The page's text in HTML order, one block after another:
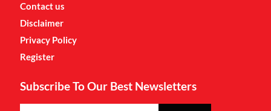
Contact us
Disclaimer
Privacy Policy
Register
Subscribe To Our Best Newsletters